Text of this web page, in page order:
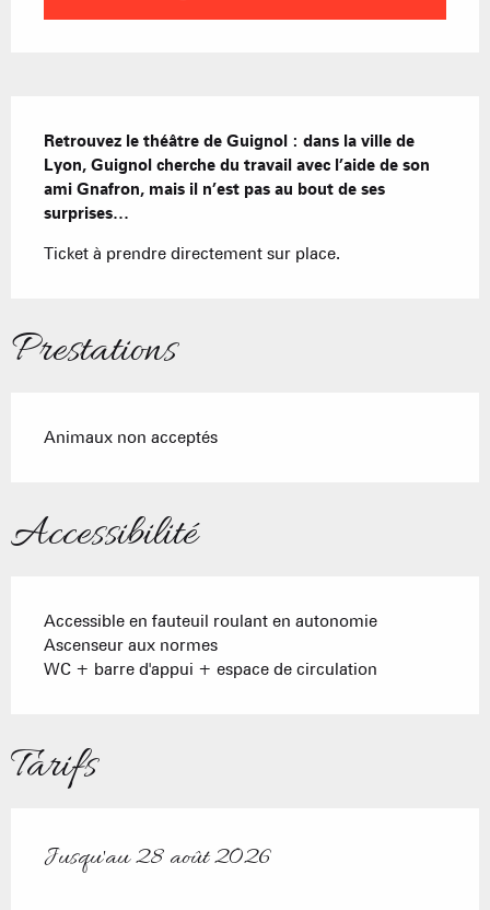
Retrouvez le théâtre de Guignol : dans la ville de
Lyon, Guignol cherche du travail avec l’aide de son
ami Gnafron, mais il n’est pas au bout de ses
surprises…
Ticket à prendre directement sur place.
Prestations
Animaux non acceptés
Accessibilité
Accessible en fauteuil roulant en autonomie
Ascenseur aux normes
WC + barre d'appui + espace de circulation
Tarifs
Du10 juillet 2026au28 août 2026
Jusqu'au28 août 2026